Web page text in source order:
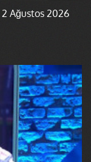
Ağustos 2026